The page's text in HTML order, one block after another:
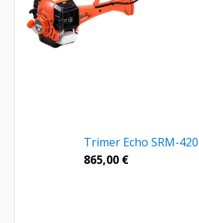
Trimer Echo SRM-
865,00 €